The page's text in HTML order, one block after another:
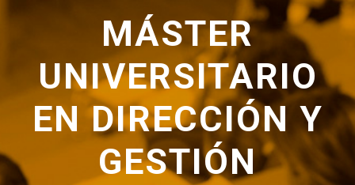
MÁSTER
UNIVERSITARIO
EN DIRECCIÓN Y
GESTIÓN